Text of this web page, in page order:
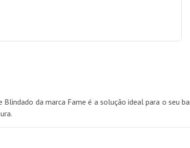
da marca Fame é a solução ideal para o